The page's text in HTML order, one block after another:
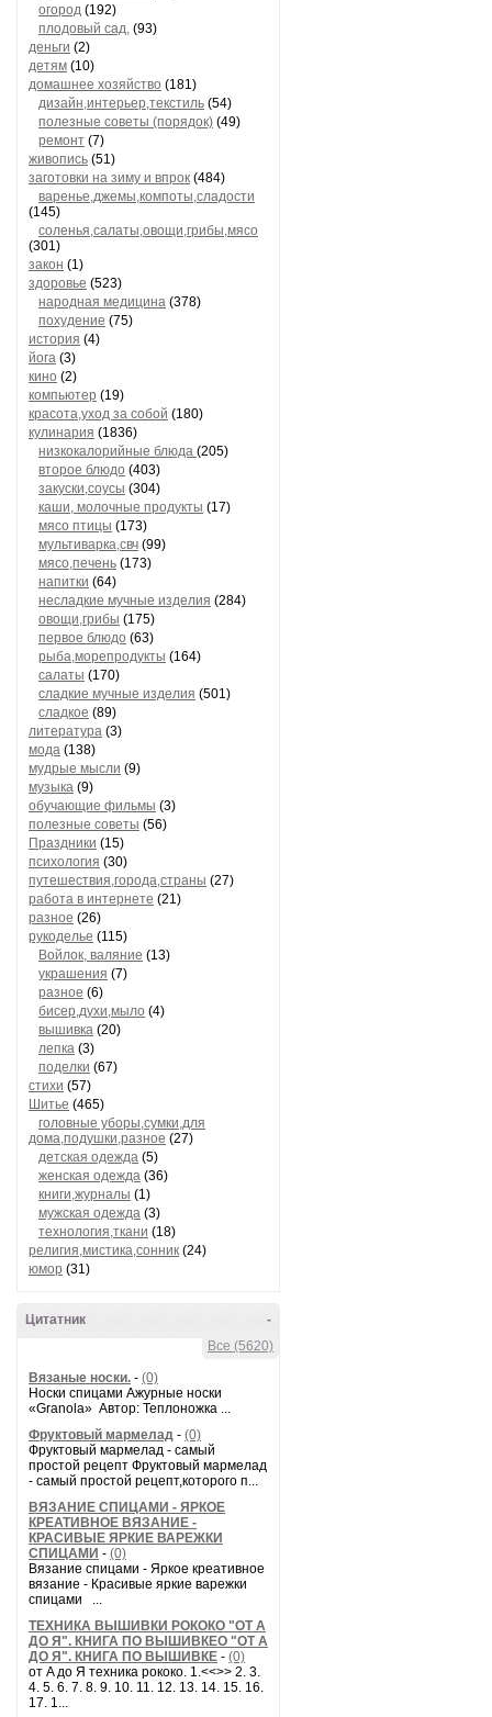
огород (192)
плодовый сад, (93)
деньги (2)
детям (10)
домашнее хозяйство (181)
дизайн,интерьер,текстиль (54)
полезные советы (порядок) (49)
ремонт (7)
живопись (51)
заготовки на зиму и впрок (484)
варенье,джемы,компоты,сладости
(145)
соленья,салаты,овощи,грибы,мясо
(301)
закон (1)
здоровье (523)
народная медицина (378)
похудение (75)
история (4)
йога (3)
кино (2)
компьютер (19)
красота,уход за собой (180)
кулинария (1836)
низкокалорийные блюда (205)
второе блюдо (403)
закуски,соусы (304)
каши, молочные продукты (17)
мясо птицы (173)
мультиварка,свч (99)
мясо,печень (173)
напитки (64)
несладкие мучные изделия (284)
овощи,грибы (175)
первое блюдо (63)
рыба,морепродукты (164)
салаты (170)
сладкие мучные изделия (501)
сладкое (89)
литература (3)
мода (138)
мудрые мысли (9)
музыка (9)
обучающие фильмы (3)
полезные советы (56)
Праздники (15)
психология (30)
путешествия,города,страны (27)
работа в интернете (21)
разное (26)
рукоделье (115)
Войлок, валяние (13)
украшения (7)
разное (6)
бисер,духи,мыло (4)
вышивка (20)
лепка (3)
поделки (67)
стихи (57)
Шитье (465)
головные уборы,сумки,для
дома,подушки,разное (27)
детская одежда (5)
женская одежда (36)
книги,журналы (1)
мужская одежда (3)
технология,ткани (18)
религия,мистика,сонник (24)
юмор (31)
-
Цитатник
Все (5620)
Вязаные носки. - (0)
Носки спицами Ажурные носки
«Granola» Автор: Теплоножка ...
Фруктовый мармелад - (0)
Фруктовый мармелад - самый
простой рецепт Фруктовый мармелад
- самый простой рецепт,которого п...
ВЯЗАНИЕ СПИЦАМИ - ЯРКОЕ
КРЕАТИВНОЕ ВЯЗАНИЕ -
КРАСИВЫЕ ЯРКИЕ ВАРЕЖКИ
СПИЦАМИ - (0)
Вязание спицами - Яркое креативное
вязание - Красивые яркие варежки
спицами ...
ТЕХНИКА ВЫШИВКИ РОКОКО "ОТ А
ДО Я". КНИГА ПО ВЫШИВКЕО "ОТ А
ДО Я". КНИГА ПО ВЫШИВКЕ - (0)
от A до Я техника рококо. 1.<<>> 2. 3.
4. 5. 6. 7. 8. 9. 10. 11. 12. 13. 14. 15. 16.
17. 1...